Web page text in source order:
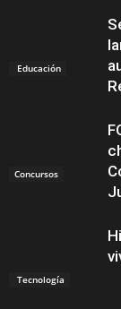
Educación
Concursos
Tecnología